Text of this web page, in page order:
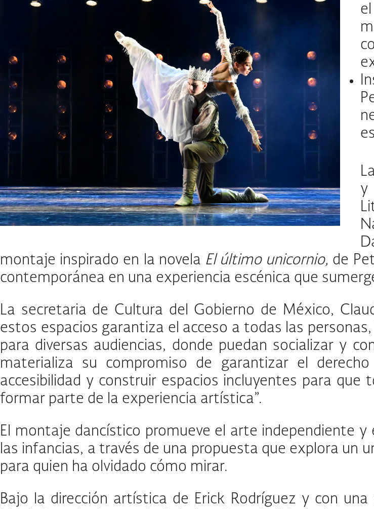
y
montaje inspirado en la novela El último unicornio, de
contemporánea en una experiencia escénica que
La secretaria de Cultura del Gobierno de México,
estos espacios garantiza el acceso a todas las
para diversas audiencias, donde puedan socializar y
materializa su compromiso de garantizar el
accesibilidad y construir espacios incluyentes para
formar parte de la experiencia artística”.
El montaje dancístico promueve el arte independiente
las infancias, a través de una propuesta que explora un
para quien ha olvidado cómo mirar.
Bajo la dirección artística de Erick Rodríguez y con